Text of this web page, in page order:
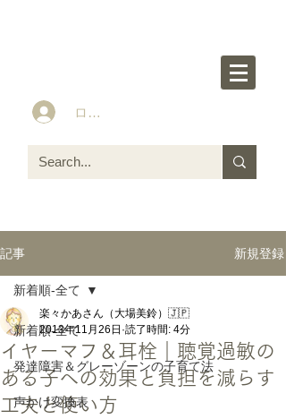
ログイン
記事 新規登録
新着順-全て
発達障害＆グレーゾーンの子育て法
声かけ変換表
新着順-全て
イヤーマフ＆耳栓｜聴覚過敏の
ある子への効果と負担を減らす
工夫と使い方
楽々かあさん（大場美鈴）🇯🇵
2013年11月26日 読了時間: 4分